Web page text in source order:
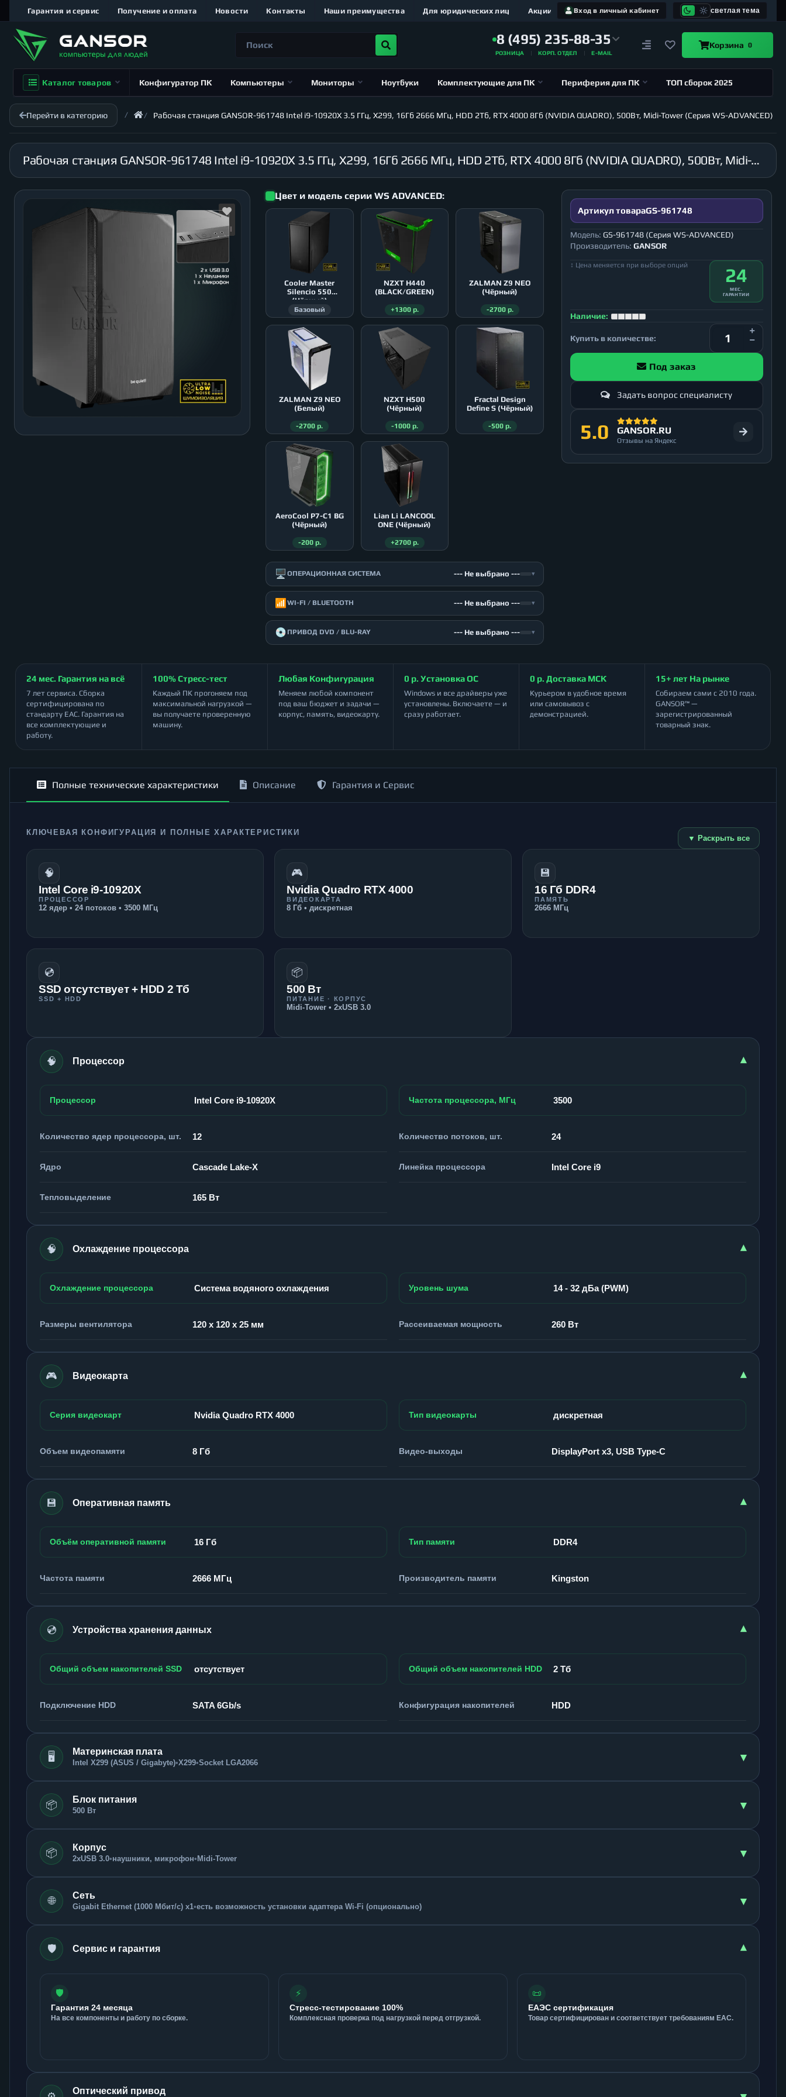
Вход в личный кабинет светлая тема
Гарантия и сервис Получение и оплата Новости Контакты Наши преимущества Для юридических лиц Акции
8 (495) 235-88-35
РОЗНИЦА КОРП. ОТДЕЛ E-MAIL
Корзина 0
Каталог товаров Конфигуратор ПК Компьютеры Мониторы Ноутбуки Комплектующие для ПК Периферия для ПК ТОП сборок 2025
Перейти в категорию Рабочая станция GANSOR-961748 Intel i9-10920X 3.5 ГГц, X299, 16Гб 2666 МГц, HDD 2Тб, RTX 4000 8Гб (NVIDIA QUADRO), 500Вт, Midi-Tower (Серия WS-ADVANCED)
Рабочая станция GANSOR-961748 Intel i9-10920X 3.5 ГГц, X299, 16Гб 2666 МГц, HDD 2Тб, RTX 4000 8Гб (NVIDIA QUADRO), 500Вт, Midi-Tower (Серия WS-ADVANCED)
Цвет и модель серии WS ADVANCED:
Cooler Master
Silencio 550
(Чёрный)
Базовый
NZXT H440
(BLACK/GREEN)
+1300 р.
ZALMAN Z9 NEO
(Чёрный)
-2700 р.
ZALMAN Z9 NEO
(Белый)
-2700 р.
NZXT H500
(Чёрный)
-1000 р.
Fractal Design
Define S (Чёрный)
-500 р.
AeroСool P7-C1 BG
(Чёрный)
-200 р.
Lian Li LANCOOL
ONE (Чёрный)
+2700 р.
🖥️ ОПЕРАЦИОННАЯ СИСТЕМА --- Не выбрано --- ▾
📶 WI-FI / BLUETOOTH --- Не выбрано --- ▾
💿 ПРИВОД DVD / BLU-RAY --- Не выбрано --- ▾
Артикул товараGS-961748
Модель: GS-961748 (Серия WS-ADVANCED)
Производитель: GANSOR
↕ Цена меняется при выборе опций 24
МЕС.
ГАРАНТИИ
Наличие:
Купить в количестве:
Под заказ
Задать вопрос специалисту
5.0 GANSOR.RU
Отзывы на Яндекс
24 мес. Гарантия на всё
7 лет сервиса. Сборка
сертифицирована по
стандарту ЕАС. Гарантия на
все комплектующие и
работу.
100% Стресс-тест
Каждый ПК прогоняем под
максимальной нагрузкой —
вы получаете проверенную
машину.
Любая Конфигурация
Меняем любой компонент
под ваш бюджет и задачи —
корпус, память, видеокарту.
0 р. Установка ОС
Windows и все драйверы уже
установлены. Включаете — и
сразу работает.
0 р. Доставка МСК
Курьером в удобное время
или самовывоз с
демонстрацией.
15+ лет На рынке
Собираем сами с 2010 года.
GANSOR™ —
зарегистрированный
товарный знак.
Полные технические характеристики Описание Гарантия и Сервис
КЛЮЧЕВАЯ КОНФИГУРАЦИЯ И ПОЛНЫЕ ХАРАКТЕРИСТИКИ
▼ Раскрыть все
🧠
Intel Core i9-10920X
ПРОЦЕССОР
12 ядер • 24 потоков • 3500 МГц
🎮
Nvidia Quadro RTX 4000
ВИДЕОКАРТА
8 Гб • дискретная
💾
16 Гб DDR4
ПАМЯТЬ
2666 МГц
💿
SSD отсутствует + HDD 2 Тб
SSD + HDD
📦
500 Вт
ПИТАНИЕ · КОРПУС
Midi-Tower • 2xUSB 3.0
🧠 Процессор ▾
Процессор Intel Core i9-10920X Частота процессора, МГц 3500
Количество ядер процессора, шт. 12 Количество потоков, шт. 24
Ядро Cascade Lake-X Линейка процессора Intel Core i9
Тепловыделение 165 Вт
🧠 Охлаждение процессора ▾
Охлаждение процессора Система водяного охлаждения Уровень шума 14 - 32 дБа (PWM)
Размеры вентилятора 120 x 120 x 25 мм Рассеиваемая мощность 260 Вт
🎮 Видеокарта ▾
Серия видеокарт Nvidia Quadro RTX 4000 Тип видеокарты дискретная
Объем видеопамяти 8 Гб Видео-выходы DisplayPort x3, USB Type-C
💾 Оперативная память ▾
Объём оперативной памяти 16 Гб Тип памяти DDR4
Частота памяти 2666 МГц Производитель памяти Kingston
💿 Устройства хранения данных ▾
Общий объем накопителей SSD отсутствует Общий объем накопителей HDD 2 Тб
Подключение HDD SATA 6Gb/s Конфигурация накопителей HDD
🖥️ Материнская плата
Intel X299 (ASUS / Gigabyte)•X299•Socket LGA2066 ▾
📦 Блок питания
500 Вт ▾
📦 Корпус
2xUSB 3.0•наушники, микрофон• Midi-Tower ▾
🌐 Сеть
Gigabit Ethernet (1000 Мбит/с) x1•есть возможность установки адаптера Wi-Fi (опционально) ▾
🛡️ Сервис и гарантия ▾
🛡️
Гарантия 24 месяца
На все компоненты и работу по сборке.
⚡
Стресс-тестирование 100%
Комплексная проверка под нагрузкой перед отгрузкой.
📜
ЕАЭС сертификация
Товар сертифицирован и соответствует требованиям ЕАС.
Оптический привод